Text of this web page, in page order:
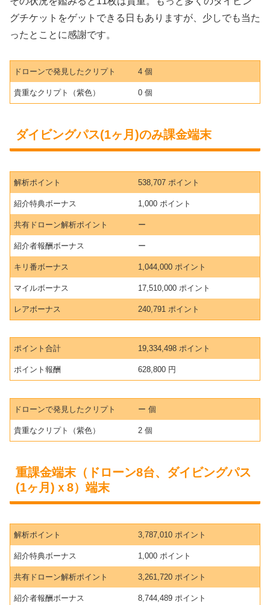
グチケットをゲットできる日もありますが、少しでも当た
ったとことに感謝です。
ドローンで発見したクリプト 4 個
貴重なクリプト（紫色） 0 個
ダイビングパス(1ヶ月)のみ課金端末
解析ポイント 538,707 ポイント
紹介特典ボーナス 1,000 ポイント
共有ドローン解析ポイント ー
紹介者報酬ボーナス ー
キリ番ボーナス 1,044,000 ポイント
マイルボーナス 17,510,000 ポイント
レアボーナス 240,791 ポイント
ポイント合計 19,334,498 ポイント
ポイント報酬 628,800 円
ドローンで発見したクリプト ー 個
貴重なクリプト（紫色） 2 個
重課金端末（ドローン8台、ダイビングパス
(1ヶ月)ｘ8）端末
解析ポイント 3,787,010 ポイント
紹介特典ボーナス 1,000 ポイント
共有ドローン解析ポイント 3,261,720 ポイント
紹介者報酬ボーナス 8,744,489 ポイント